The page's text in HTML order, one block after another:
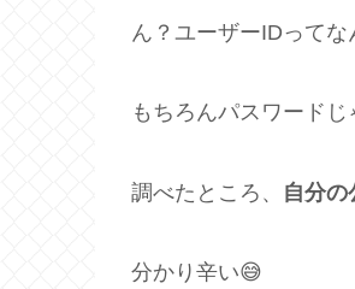
ん？ユーザーIDってな
もちろんパスワードじ
調べたところ、 自分
分かり辛い😅